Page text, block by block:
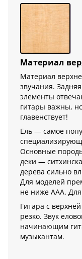
Материал
Материал
звучания.
элементы
гитары важны,
главенствует!
Ель — самое
Основные
деки —
дерева сильно
Для моделей
не ниже AAA.
Гитара с
резко. Звук
начинающим
музыкантам.